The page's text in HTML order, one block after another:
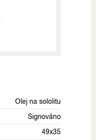
Olej na sololitu
Signováno
49x35